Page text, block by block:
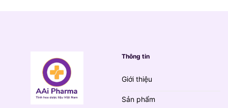
Thông tin
Giới thiệu
Sản phẩm